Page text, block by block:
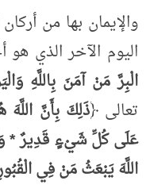
والإيمان بها من
اليوم الآخر الذي هو
الْبِرَّ مَنْ آمَنَ بِاللَّهِ
تعالى ﴿ذَلِكَ بِأَنَّ
عَلَى كُلِّ شَيْءٍ قَدِيرٌ *
اللَّهَ يَبْعَثُ مَنْ فِي